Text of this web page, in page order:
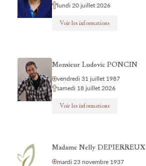
lundi 20 juillet 2026
Voir les informations
Monsieur Ludovic PONCIN
vendredi 31 juillet 1987
samedi 18 juillet 2026
Voir les informations
Madame Nelly DEPIERREUX
mardi 23 novembre 1937